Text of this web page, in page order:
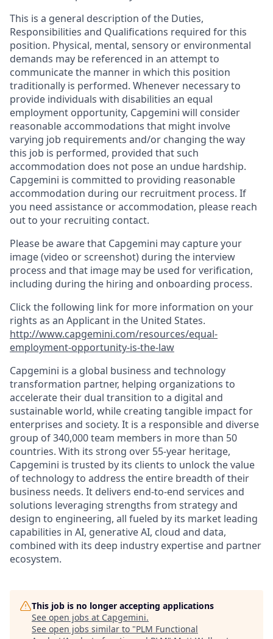
This is a general description of the Duties,
Responsibilities and Qualifications required for this
position. Physical, mental, sensory or environmental
demands may be referenced in an attempt to
communicate the manner in which this position
traditionally is performed. Whenever necessary to
provide individuals with disabilities an equal
employment opportunity, Capgemini will consider
reasonable accommodations that might involve
varying job requirements and/or changing the way
this job is performed, provided that such
accommodation does not pose an undue hardship.
Capgemini is committed to providing reasonable
accommodation during our recruitment process. If
you need assistance or accommodation, please reach
out to your recruiting contact.
Please be aware that Capgemini may capture your
image (video or screenshot) during the interview
process and that image may be used for verification,
including during the hiring and onboarding process.
Click the following link for more information on your
rights as an Applicant in the United States.
http://www.capgemini.com/resources/equal-
employment-opportunity-is-the-law
Capgemini is a global business and technology
transformation partner, helping organizations to
accelerate their dual transition to a digital and
sustainable world, while creating tangible impact for
enterprises and society. It is a responsible and diverse
group of 340,000 team members in more than 50
countries. With its strong over 55-year heritage,
Capgemini is trusted by its clients to unlock the value
of technology to address the entire breadth of their
business needs. It delivers end-to-end services and
solutions leveraging strengths from strategy and
design to engineering, all fueled by its market leading
capabilities in AI, generative AI, cloud and data,
combined with its deep industry expertise and partner
ecosystem.
This job is no longer accepting applications
See open jobs at Capgemini.
See open jobs similar to "PLM Functional